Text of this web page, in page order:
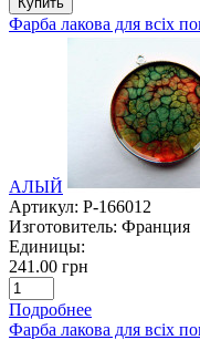
Фарба лакова для всіх
АЛЫЙ
Артикул: P-166012
Изготовитель: Франция
Единицы:
241.00 грн
Подробнее
Фарба лакова для всіх